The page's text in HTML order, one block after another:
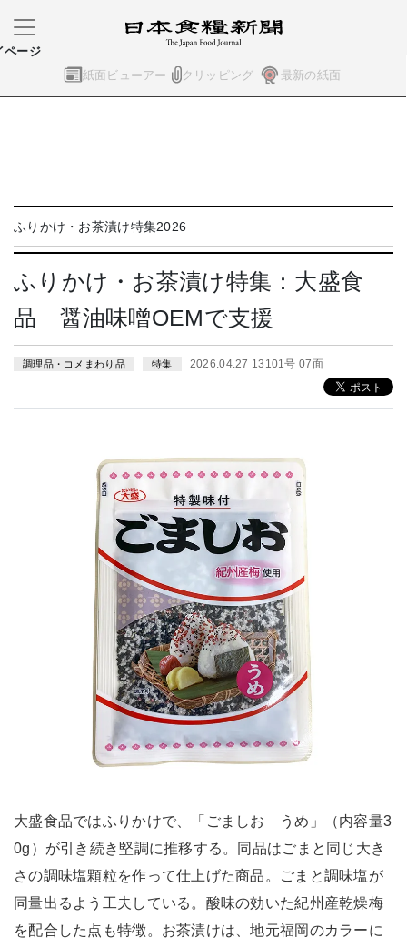
紙面ビューアー クリッピング 最新の紙面
ページ
ふりかけ・お茶漬け特集2026
ふりかけ・お茶漬け特集：大盛食
品 醤油味噌OEMで支援
調理品・コメまわり品 特集 2026.04.27 13101号 07面
大盛食品ではふりかけで、「ごましお うめ」（内容量3
0g）が引き続き堅調に推移する。同品はごまと同じ大き
さの調味塩顆粒を作って仕上げた商品。ごまと調味塩が
同量出るよう工夫している。酸味の効いた紀州産乾燥梅
を配合した点も特徴。お茶漬けは、地元福岡のカラーに